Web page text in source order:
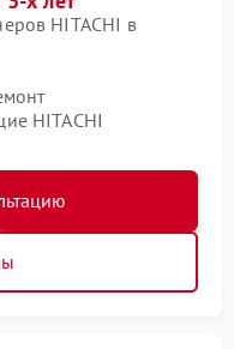
HITACHI в
HITACHI